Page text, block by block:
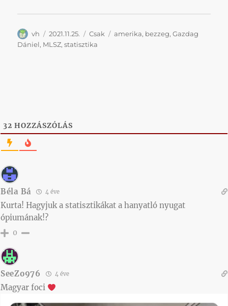
Szerző
vh Közzétéve
2021.11.25. Kategória
Csak Címke
amerika, bezzeg,Gazdag
Dániel, MLSZ,statisztika
32 HOZZÁSZÓLÁS
Béla Bá 4 éve
Kurta! Hagyjuk a statisztikákat a hanyatló nyugat
ópiumának!?
0
SeeZo976 4 éve
Magyar foci